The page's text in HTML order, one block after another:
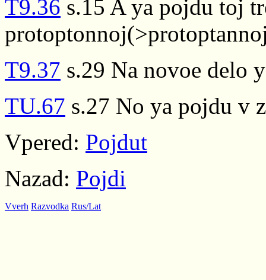
T9.36 s.15 A ya pojdu toj
T9.37 s.29 Na novoe delo
TU.67 s.27 No ya pojdu v
Vpered: Pojdut
Nazad: Pojdi
Vverh Razvodka Rus/Lat